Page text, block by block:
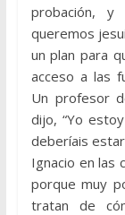
probación,
queremos
un plan para
acceso a las
Un profesor
dijo, “Yo
deberíais
Ignacio en las
porque muy
tratan de